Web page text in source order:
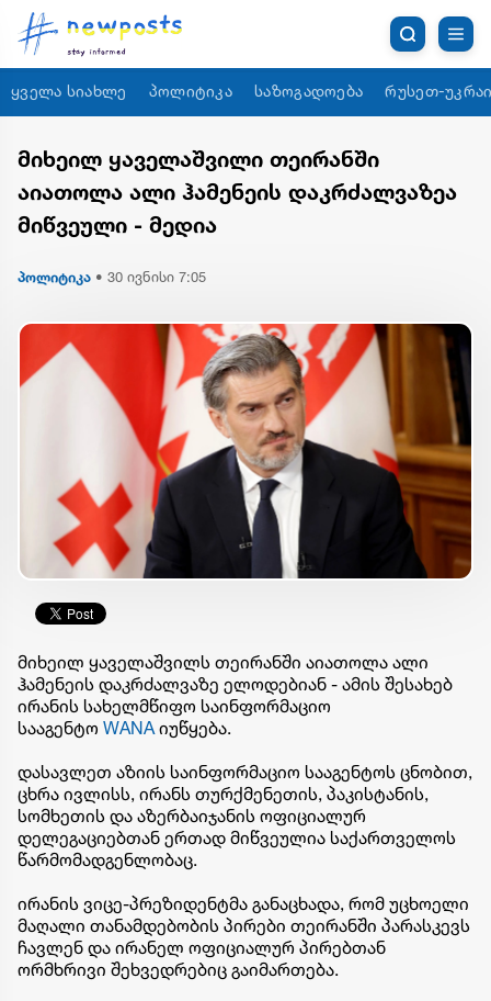
ყველა სიახლე პოლიტიკა საზოგადოება რუსეთ-
მიხეილ ყაველაშვილი თეირანში
აიათოლა ალი ჰამენეის დაკრძალვაზეა
მიწვეული - მედია
პოლიტიკა • 30 ივნისი 7:05
მიხეილ ყაველაშვილს თეირანში აიათოლა ალი
ჰამენეის დაკრძალვაზე ელოდებიან - ამის შესახებ
ირანის სახელმწიფო საინფორმაციო
სააგენტო WANA იუწყება.
დასავლეთ აზიის საინფორმაციო სააგენტოს ცნობით,
ცხრა ივლისს, ირანს თურქმენეთის, პაკისტანის,
სომხეთის და აზერბაიჯანის ოფიციალურ
დელეგაციებთან ერთად მიწვეულია საქართველოს
წარმომადგენლობაც.
ირანის ვიცე-პრეზიდენტმა განაცხადა, რომ უცხოელი
მაღალი თანამდებობის პირები თეირანში პარასკევს
ჩავლენ და ირანელ ოფიციალურ პირებთან
ორმხრივი შეხვედრებიც გაიმართება.